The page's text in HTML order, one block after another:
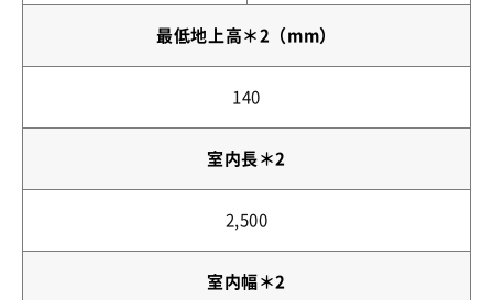
最低地上高＊2（mm）
140
室内長＊2
2,500
室内幅＊2